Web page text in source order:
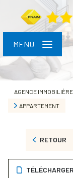
MENU
AGENCE
APPARTEMENT
RETOUR